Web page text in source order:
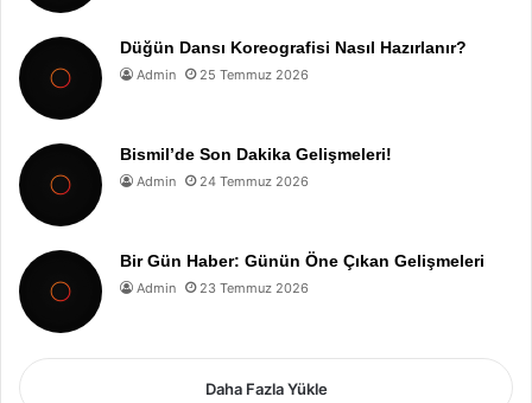
Düğün Dansı Koreografisi Nasıl Hazırlanır?
Admin 25 Temmuz 2026
Bismil’de Son Dakika Gelişmeleri!
Admin 24 Temmuz 2026
Bir Gün Haber: Günün Öne Çıkan Gelişmeleri
Admin 23 Temmuz 2026
Daha Fazla Yükle